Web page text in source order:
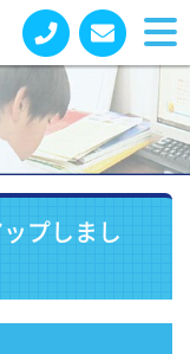
プしまし